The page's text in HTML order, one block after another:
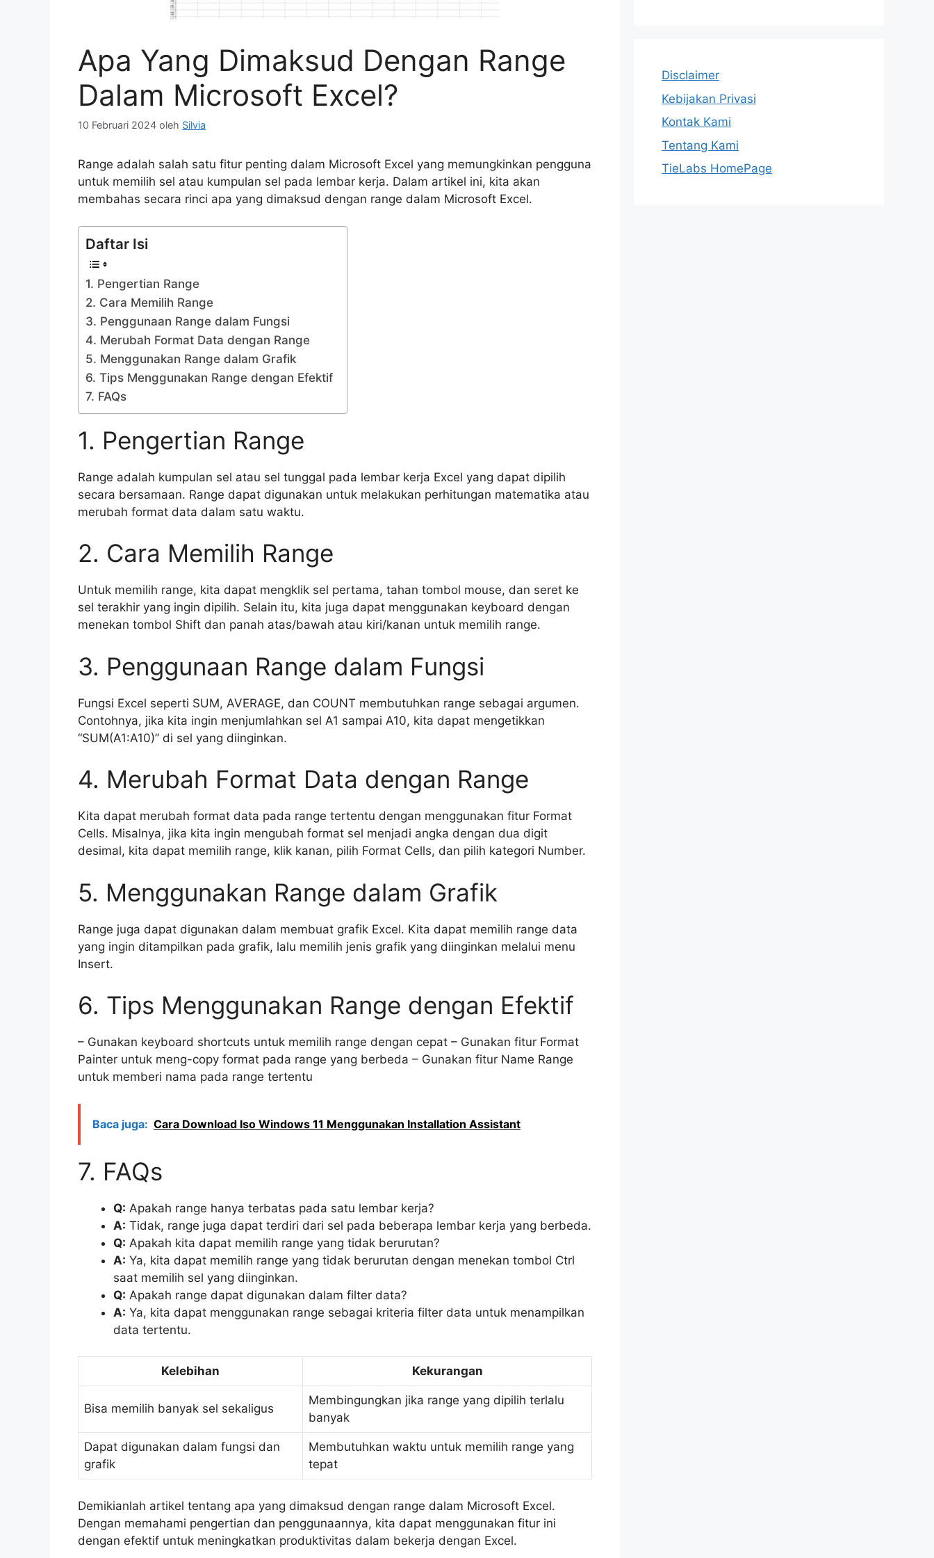
Apa Yang Dimaksud Dengan Range
Dalam Microsoft Excel?
10 Februari 2024 oleh Silvia
Range adalah salah satu fitur penting dalam Microsoft Excel yang memungkinkan pengguna
untuk memilih sel atau kumpulan sel pada lembar kerja. Dalam artikel ini, kita akan
membahas secara rinci apa yang dimaksud dengan range dalam Microsoft Excel.
Daftar Isi
1. Pengertian Range
2. Cara Memilih Range
3. Penggunaan Range dalam Fungsi
4. Merubah Format Data dengan Range
5. Menggunakan Range dalam Grafik
6. Tips Menggunakan Range dengan Efektif
7. FAQs
1. Pengertian Range
Range adalah kumpulan sel atau sel tunggal pada lembar kerja Excel yang dapat dipilih
secara bersamaan. Range dapat digunakan untuk melakukan perhitungan matematika atau
merubah format data dalam satu waktu.
2. Cara Memilih Range
Untuk memilih range, kita dapat mengklik sel pertama, tahan tombol mouse, dan seret ke
sel terakhir yang ingin dipilih. Selain itu, kita juga dapat menggunakan keyboard dengan
menekan tombol Shift dan panah atas/bawah atau kiri/kanan untuk memilih range.
3. Penggunaan Range dalam Fungsi
Fungsi Excel seperti SUM, AVERAGE, dan COUNT membutuhkan range sebagai argumen.
Contohnya, jika kita ingin menjumlahkan sel A1 sampai A10, kita dapat mengetikkan
“SUM(A1:A10)” di sel yang diinginkan.
4. Merubah Format Data dengan Range
Kita dapat merubah format data pada range tertentu dengan menggunakan fitur Format
Cells. Misalnya, jika kita ingin mengubah format sel menjadi angka dengan dua digit
desimal, kita dapat memilih range, klik kanan, pilih Format Cells, dan pilih kategori Number.
5. Menggunakan Range dalam Grafik
Range juga dapat digunakan dalam membuat grafik Excel. Kita dapat memilih range data
yang ingin ditampilkan pada grafik, lalu memilih jenis grafik yang diinginkan melalui menu
Insert.
6. Tips Menggunakan Range dengan Efektif
– Gunakan keyboard shortcuts untuk memilih range dengan cepat – Gunakan fitur Format
Painter untuk meng-copy format pada range yang berbeda – Gunakan fitur Name Range
untuk memberi nama pada range tertentu
Baca juga: Cara Download Iso Windows 11 Menggunakan Installation Assistant
7. FAQs
Q: Apakah range hanya terbatas pada satu lembar kerja?
A: Tidak, range juga dapat terdiri dari sel pada beberapa lembar kerja yang berbeda.
Q: Apakah kita dapat memilih range yang tidak berurutan?
A: Ya, kita dapat memilih range yang tidak berurutan dengan menekan tombol Ctrl
saat memilih sel yang diinginkan.
Q: Apakah range dapat digunakan dalam filter data?
A: Ya, kita dapat menggunakan range sebagai kriteria filter data untuk menampilkan
data tertentu.
Kelebihan Kekurangan
Bisa memilih banyak sel sekaligus
Membingungkan jika range yang dipilih terlalu
banyak
Dapat digunakan dalam fungsi dan
grafik
Membutuhkan waktu untuk memilih range yang
tepat
Demikianlah artikel tentang apa yang dimaksud dengan range dalam Microsoft Excel.
Dengan memahami pengertian dan penggunaannya, kita dapat menggunakan fitur ini
dengan efektif untuk meningkatkan produktivitas dalam bekerja dengan Excel.
Disclaimer
Kebijakan Privasi
Kontak Kami
Tentang Kami
TieLabs HomePage